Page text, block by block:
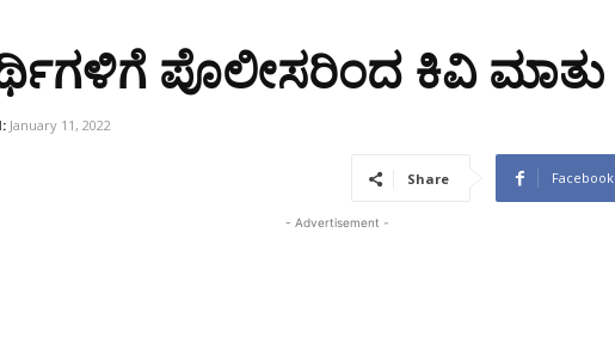
ಪೊಲೀಸರಿಂದ ಕಿವಿ ಮಾತು
January 11, 2022
Share Facebook
- Advertisement -